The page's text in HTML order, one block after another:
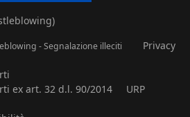
- Segnalazione illeciti
Privacy
ex art. 32 d.l. 90/2014
URP